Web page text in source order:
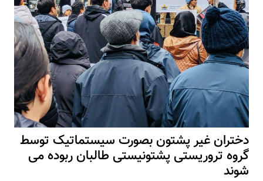
دختران غیر پشتون بصورت سیستماتیک توسط
گروه تروریستی پشتونیستی طالبان ربوده می
شوند